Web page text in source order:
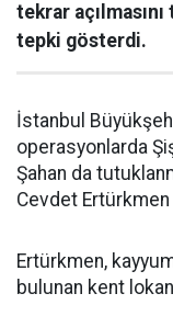
tekrar
tepki gösterdi.
İstanbul
operasyonlarda
Şahan da
Cevdet Ertürkmen
Ertürkmen,
bulunan kent